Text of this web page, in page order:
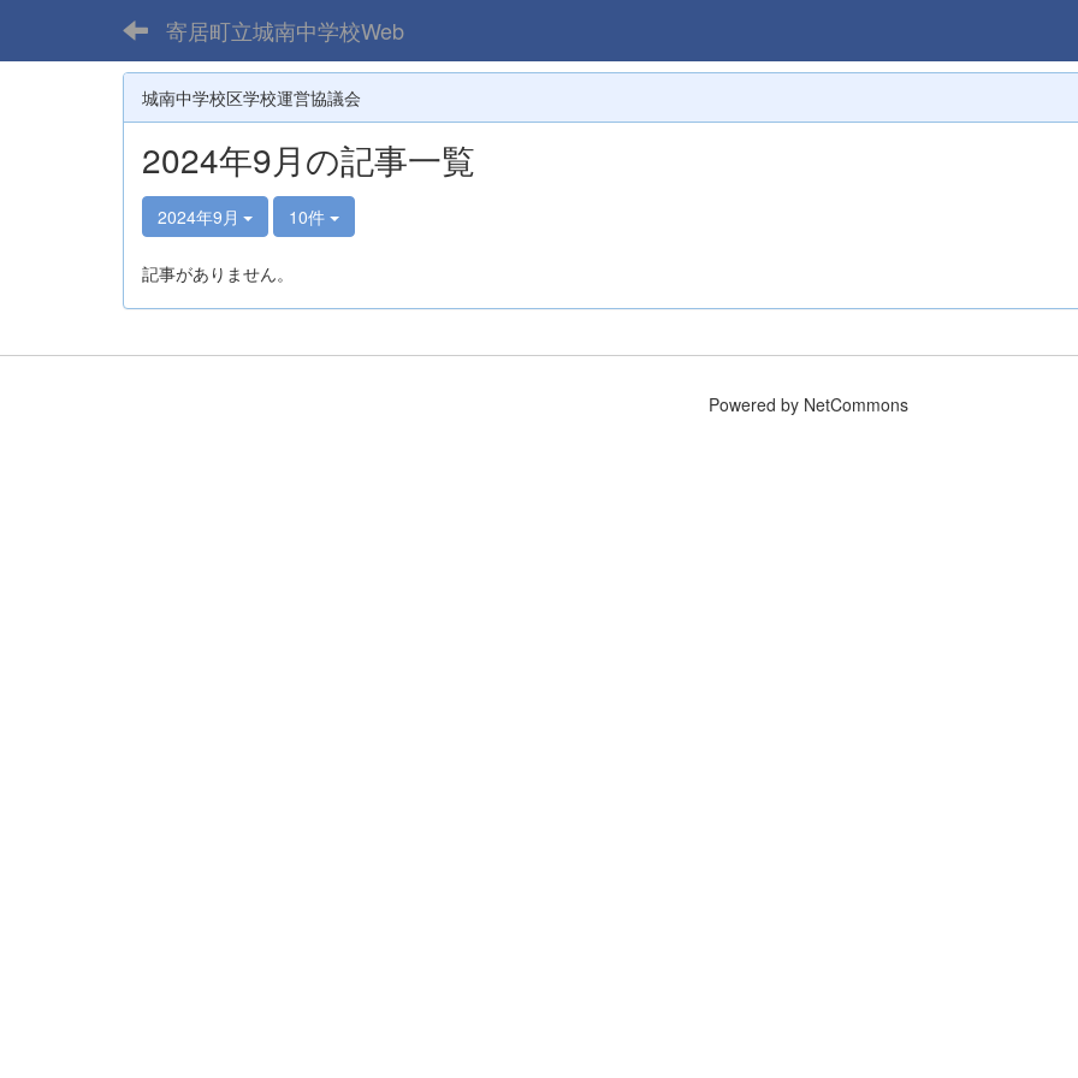
寄居町立城南中学校Web
城南中学校区学校運営協議会
2024年9月の記事一覧
2024年9月 10件
記事がありません。
Powered by NetCommons